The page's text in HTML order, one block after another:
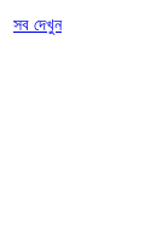
সবরিভিউ
দেখুন